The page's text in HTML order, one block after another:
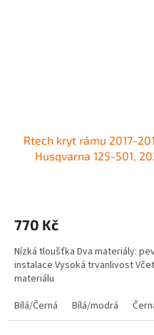
Rtech kryt rámu 2017-
Husqvarna 125-501,
770 Kč
Nízká tloušťka Dva materiály:
instalace Vysoká trvanlivost
materiálu
Bílá/Černá
Bílá/modrá